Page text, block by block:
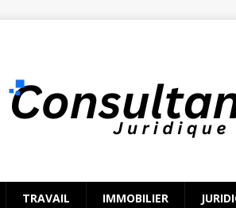
TRAVAIL IMMOBILIER